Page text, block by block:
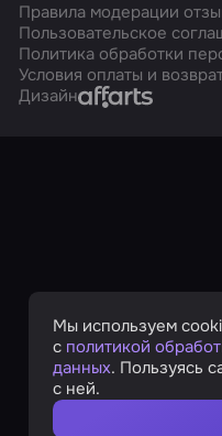
Правила модерации
Пользовательское
Политика обработки
Условия оплаты и
ДизайнAffarts
Мы используем
с политикой
данных. Пользуясь
с ней.